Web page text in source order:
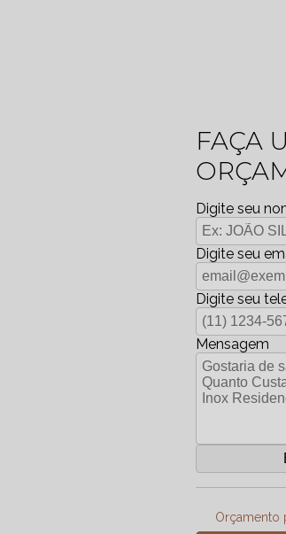
FAÇA
Digite seu
Digite seu
Digite seu
Mensagem
Orçamento